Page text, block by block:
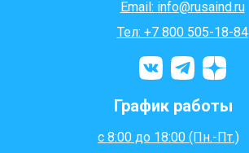
Email: info@rusaind.ru
Тел: +7 800 505-18-84
с 8:00 до 18:00 (Пн.-Пт.)
График работы